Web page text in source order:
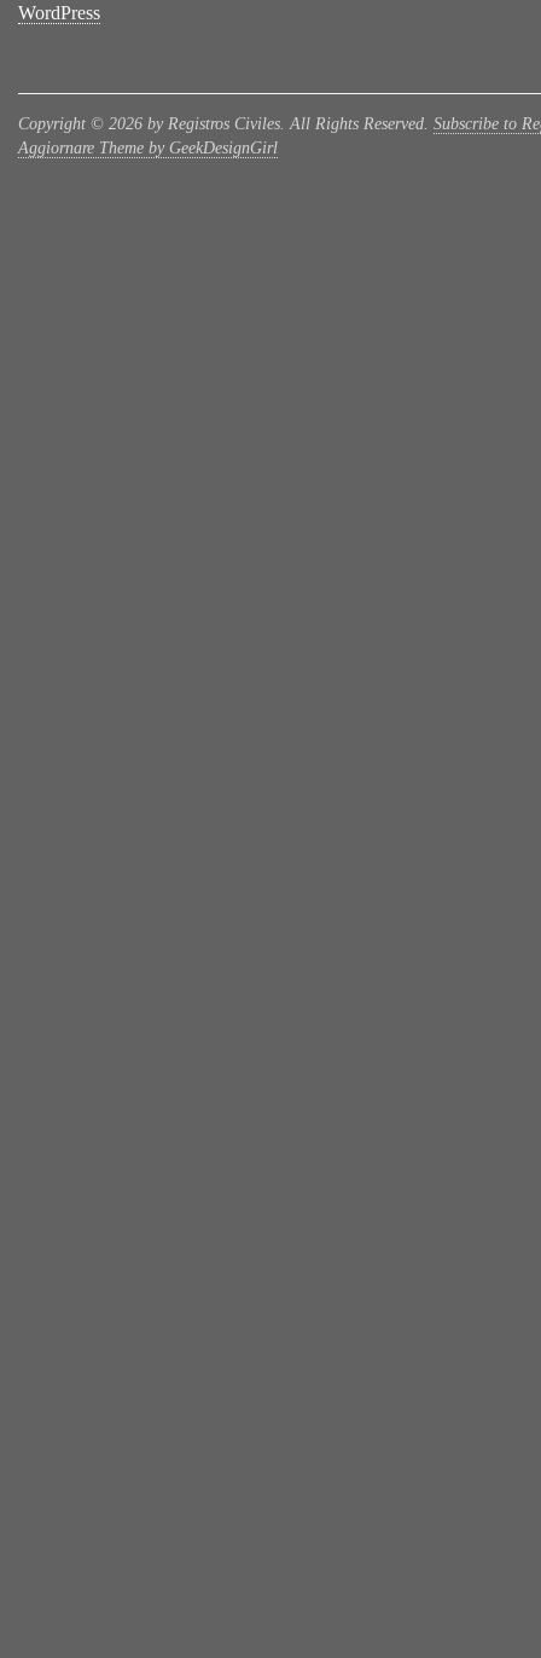
WordPress
Copyright © 2026 by Registros Civiles. All Rights Reserved. Subscribe to
Aggiornare Theme by GeekDesignGirl